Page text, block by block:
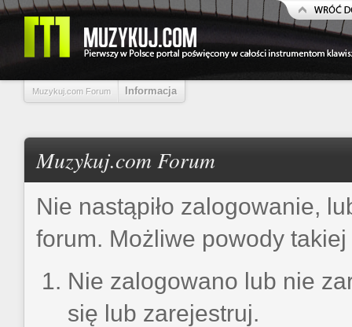
Muzykuj.com Forum Informacja
Muzykuj.com Forum
Nie nastąpiło zalogowanie,
forum. Możliwe powody
Nie zalogowano lub nie
się lub zarejestruj.